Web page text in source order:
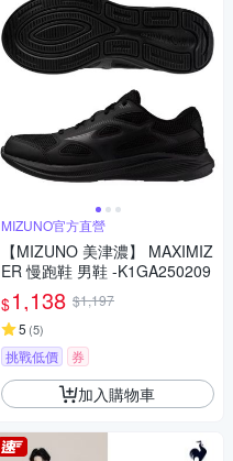
MIZUNO官方直營
【MIZUNO 美津濃】 MAXIMIZ
ER 慢跑鞋 男鞋 -K1GA250209
$1,138 $1,197
5 (5)
挑戰低價 券
加入購物車